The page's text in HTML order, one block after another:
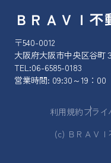
ＢＲＡＶＩ不
〒540-0012
大阪府大阪市中央区谷町
TEL:06-6585-0183
営業時間: 09:30～19：
利用規約プラ
(c) ＢＲＡＶ